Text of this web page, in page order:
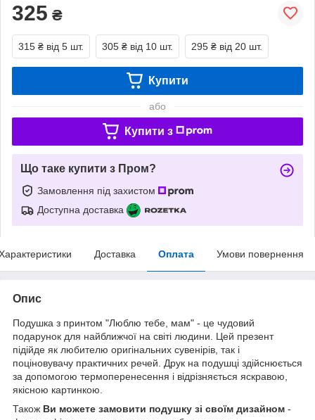
325 ₴
315 ₴ від 5 шт. 305 ₴ від 10 шт. 295 ₴ від 20 шт.
Купити
або
Купити з
Що таке купити з Пром?
Замовлення під захистом
Доступна доставка
Доставка Оплата Умови повернення
Опис
Подушка з принтом "Люблю тебе, мам" - це чудовий
подарунок для найближчої на світі людини. Цей презент
підійде як любителю оригінальних сувенірів, так і
поціновувачу практичних речей. Друк на подушці здійснюється
за допомогою термоперенесення і відрізняється яскравою,
якісною картинкою.
Також Ви можете замовити подушку зі своїм дизайном -